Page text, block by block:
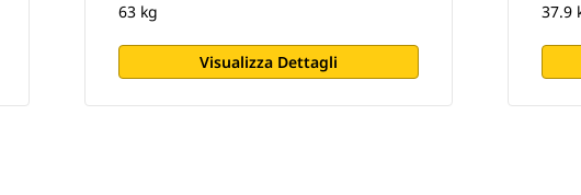
63 kg
Visualizza Dettagli
37.9